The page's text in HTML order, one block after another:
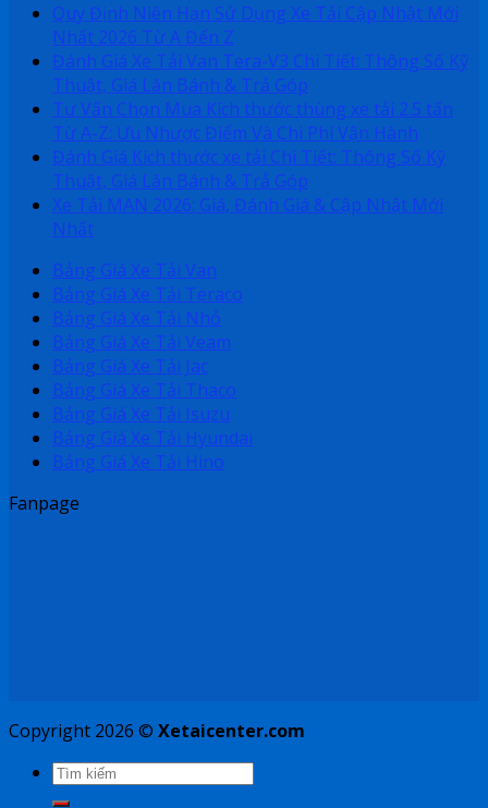
Quy Định Niên Hạn Sử Dụng Xe Tải Cập Nhật Mới
Nhất 2026 Từ A Đến Z
Đánh Giá Xe Tải Van Tera-V3 Chi Tiết: Thông Số Kỹ
Thuật, Giá Lăn Bánh & Trả Góp
Tư Vấn Chọn Mua Kích thước thùng xe tải 2.5 tấn
Từ A-Z: Ưu Nhược Điểm Và Chi Phí Vận Hành
Đánh Giá Kích thước xe tải Chi Tiết: Thông Số Kỹ
Thuật, Giá Lăn Bánh & Trả Góp
Xe Tải MAN 2026: Giá, Đánh Giá & Cập Nhật Mới
Nhất
Bảng Giá Xe Tải Van
Bảng Giá Xe Tải Teraco
Bảng Giá Xe Tải Nhỏ
Bảng Giá Xe Tải Veam
Bảng Giá Xe Tải Jac
Bảng Giá Xe Tải Thaco
Bảng Giá Xe Tải Isuzu
Bảng Giá Xe Tải Hyundai
Bảng Giá Xe Tải Hino
Fanpage
Copyright 2026 © Xetaicenter.com